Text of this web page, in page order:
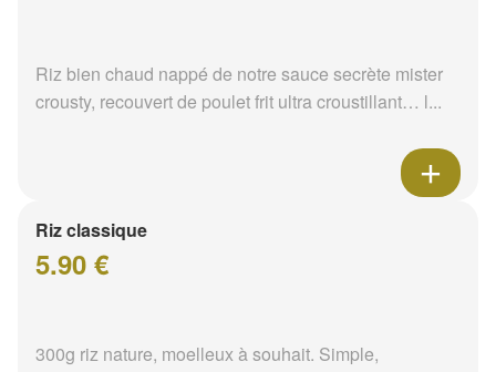
Riz bien chaud nappé de notre sauce secrète mister
crousty, recouvert de poulet frit ultra croustillant… l...
Riz classique
5.90 €
300g riz nature, moelleux à souhait. Simple,